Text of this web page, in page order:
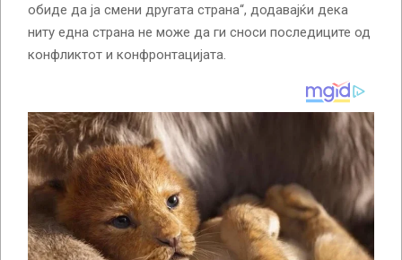
обиде да ја смени другата страна“, додавајќи дека
ниту една страна не може да ги сноси последиците од
конфликтот и конфронтацијата.